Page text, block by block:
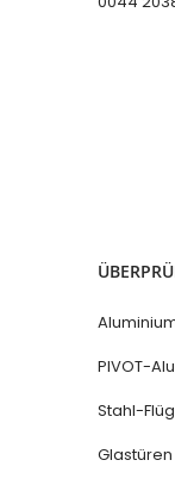
PIVOT-
Stahl-